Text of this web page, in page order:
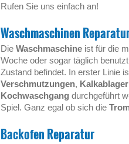
Rufen Sie uns einfach an!
Waschmaschinen
Die Waschmaschine ist für die
Woche oder sogar täglich
Zustand befindet. In erster Linie
Verschmutzungen,
Kochwaschgang durchgeführt
Spiel. Ganz egal ob sich die
Backofen Reparatur